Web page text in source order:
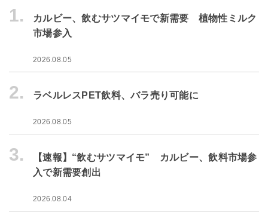
1.
カルビー、飲むサツマイモで新需要 植物性ミルク
市場参入
2026.08.05
2. ラベルレスPET飲料、バラ売り可能に
2026.08.05
3.
【速報】“飲むサツマイモ” カルビー、飲料市場参
入で新需要創出
2026.08.04